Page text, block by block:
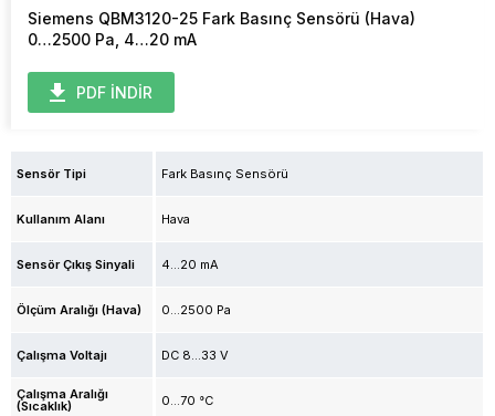
Siemens QBM3120-25 Fark Basınç Sensörü (Hava)
0…2500 Pa, 4…20 mA
PDF İNDİR
Sensör Tipi Fark Basınç Sensörü
Kullanım Alanı Hava
Sensör Çıkış Sinyali 4...20 mA
Ölçüm Aralığı (Hava) 0...2500 Pa
Çalışma Voltajı DC 8...33 V
Çalışma Aralığı
(Sıcaklık) 0...70 °C